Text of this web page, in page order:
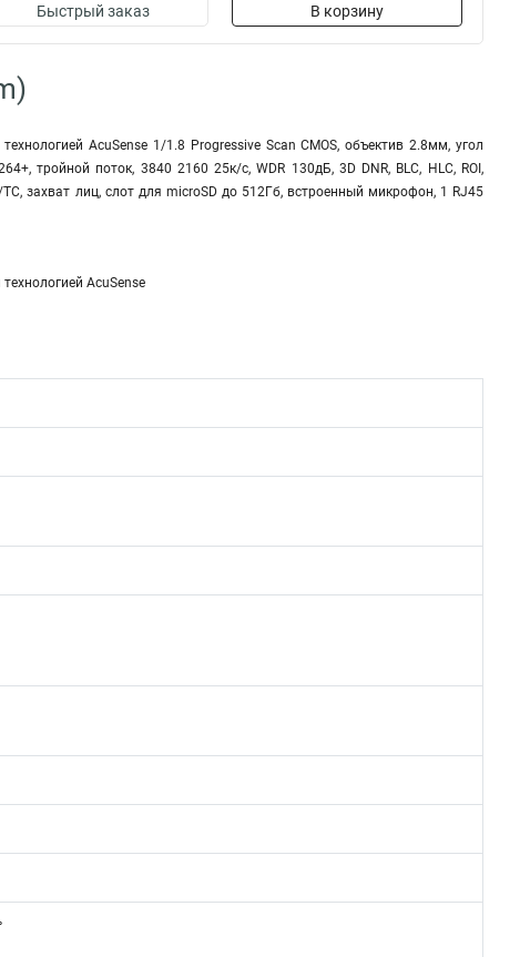
Быстрый заказ В корзину
AcuSense 1/1.8 Progressive Scan CMOS, объектив 2.8мм, угол
тройной поток, 3840 2160 25к/с, WDR 130дБ, 3D DNR, BLC, HLC, ROI,
захват лиц, слот для microSD до 512Гб, встроенный микрофон, 1 RJ45
AcuSense